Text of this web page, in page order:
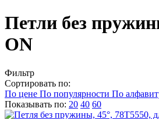
Петли без
ON
Фильтр
Сортировать по:
По цене По популярности По
Показывать по: 20 40 60